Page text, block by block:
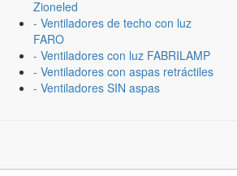
Zioneled
- Ventiladores de techo con luz
FARO
- Ventiladores con luz FABRILAMP
- Ventiladores con aspas retráctiles
- Ventiladores SIN aspas